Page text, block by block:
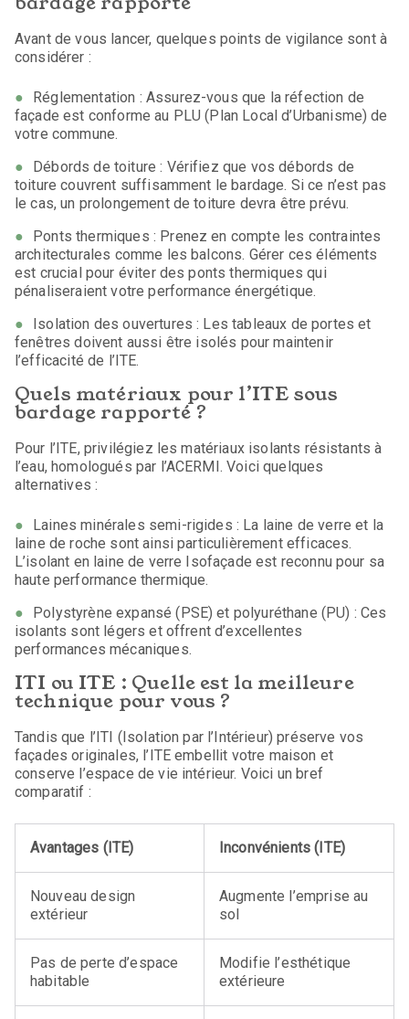
Avant de vous lancer, quelques points de vigilance sont à
considérer :
Réglementation : Assurez-vous que la réfection de
façade est conforme au PLU (Plan Local d’Urbanisme) de
votre commune.
Débords de toiture : Vérifiez que vos débords de
toiture couvrent suffisamment le bardage. Si ce n’est pas
le cas, un prolongement de toiture devra être prévu.
Ponts thermiques : Prenez en compte les contraintes
architecturales comme les balcons. Gérer ces éléments
est crucial pour éviter des ponts thermiques qui
pénaliseraient votre performance énergétique.
Isolation des ouvertures : Les tableaux de portes et
fenêtres doivent aussi être isolés pour maintenir
l’efficacité de l’ITE.
Quels matériaux pour l’ITE sous
bardage rapporté ?
Pour l’ITE, privilégiez les matériaux isolants résistants à
l’eau, homologués par l’ACERMI. Voici quelques
alternatives :
Laines minérales semi-rigides : La laine de verre et la
laine de roche sont ainsi particulièrement efficaces.
L’isolant en laine de verre Isofaçade est reconnu pour sa
haute performance thermique.
Polystyrène expansé (PSE) et polyuréthane (PU) : Ces
isolants sont légers et offrent d’excellentes
performances mécaniques.
ITI ou ITE : Quelle est la meilleure
technique pour vous ?
Tandis que l’ITI (Isolation par l’Intérieur) préserve vos
façades originales, l’ITE embellit votre maison et
conserve l’espace de vie intérieur. Voici un bref
comparatif :
Avantages (ITE) Inconvénients (ITE)
Nouveau design
extérieur
Augmente l’emprise au
sol
Pas de perte d’espace
habitable
Modifie l’esthétique
extérieure